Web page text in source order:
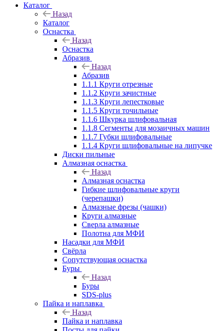
Каталог
Назад
Каталог
Оснастка
Назад
Оснастка
Абразив
Назад
Абразив
1.1.1 Круги отрезные
1.1.2 Круги зачистные
1.1.3 Круги лепестковые
1.1.5 Круги точильные
1.1.6 Шкурка шлифовальная
1.1.8 Сегменты для мозаичных машин
1.1.7 Губки шлифовальные
1.1.4 Круги шлифовальные на липучке
Диски пильные
Алмазная оснастка
Назад
Алмазная оснастка
Гибкие шлифовальные круги
(черепашки)
Алмазные фрезы (чашки)
Круги алмазные
Сверла алмазные
Полотна для МФИ
Насадки для МФИ
Свёрла
Сопутствующая оснастка
Буры
Назад
Буры
SDS-plus
Пайка и наплавка
Назад
Пайка и наплавка